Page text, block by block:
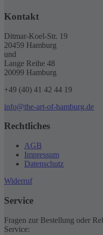
Kontakt
Ditmar-Koel-Str. 19
20459 Hamburg
und
Lange Reihe 48
20099 Hamburg
+49 (40) 41 42 44 19
info@the-art-of-hamburg.de
Rechtliches
AGB
Impressum
Datenschutz
Widerruf
Service
Fragen zur Bestellung oder
Service: